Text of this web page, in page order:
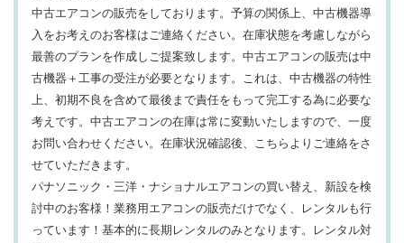
中古エアコンの販売をしております。予算の関係上、中古機器導
入をお考えのお客様はご連絡ください。在庫状態を考慮しながら
最善のプランを作成しご提案致します。中古エアコンの販売は中
古機器＋工事の受注が必要となります。これは、中古機器の特性
上、初期不良を含めて最後まで責任をもって完工する為に必要な
考えです。中古エアコンの在庫は常に変動いたしますので、一度
お問い合わせください。在庫状況確認後、こちらよりご連絡をさ
せていただきます。
パナソニック・三洋・ナショナルエアコンの買い替え、新設を検
討中のお客様！業務用エアコンの販売だけでなく、レンタルも行
っています！基本的に長期レンタルのみとなります。レンタル対